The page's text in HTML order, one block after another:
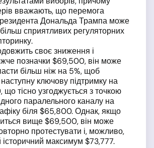
вважають, що перемога
Дональда Трампа може
сприятливих регуляторних
своє зниження і
позначки $69,500, він може
більш ніж на 5%, щоб
ключову підтримку на
що тісно узгоджується з точкою
паралельного каналу на
біля $65,800. Однак, якщо
вище $69,500, він може
протестувати і, можливо,
історичний максимум $73,777.